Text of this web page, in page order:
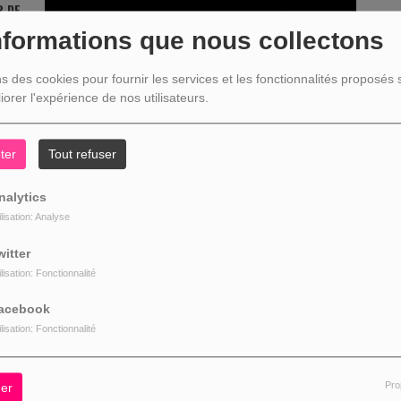
que nous collectons
des cookies pour fournir les services et les fonctionnalités proposés
l'expérience de nos utilisateurs.
Tout refuser
Analyse
Fonctionnalité
Fonctionnalité
DE...
à
à
PARTENAIRES